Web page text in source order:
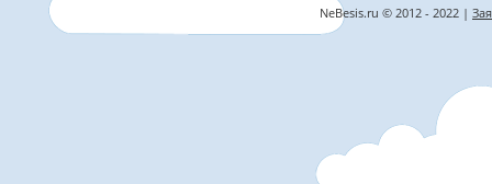
NeBesis.ru © 2012 - 2022 |